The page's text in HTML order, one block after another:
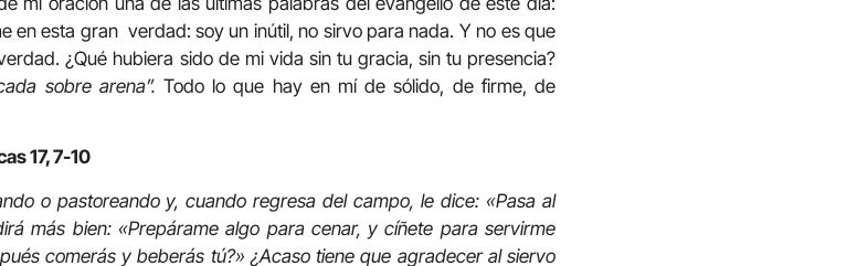
en esta gran verdad: soy un inútil, no sirvo para nada. Y no es que
¿Qué hubiera sido de mi vida sin tu gracia, sin tu presencia?
sobre arena”. Todo lo que hay en mí de sólido, de firme, de
17, 7-10
o pastoreando y, cuando regresa del campo, le dice: «Pasa al
más bien: «Prepárame algo para cenar, y cíñete para servirme
comerás y beberás tú?» ¿Acaso tiene que agradecer al siervo